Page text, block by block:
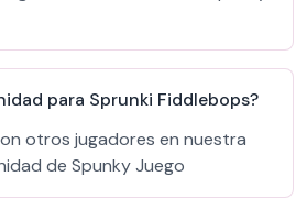
para Sprunki Fiddlebops?
otros jugadores en nuestra
de Spunky Juego